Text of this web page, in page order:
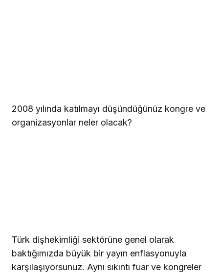
2008 yılında katılmayı düşündüğünüz kongre ve
organizasyonlar neler olacak?
Türk dişhekimliği sektörüne genel olarak
baktığımızda büyük bir yayın enflasyonuyla
karşılaşıyorsunuz. Aynı sıkıntı fuar ve kongreler